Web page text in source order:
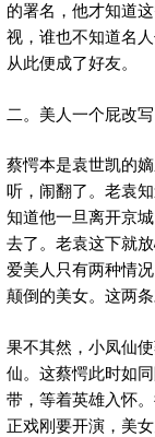
的署名，他才知道
视，谁也不知道名
从此便成了好友。
二。美人一个屁改
蔡愕本是袁世凯的
听，闹翻了。老袁
知道他一旦离开京
去了。老袁这下就
爱美人只有两种情
颠倒的美女。这两
果不其然，小凤仙
仙。这蔡愕此时如
带，等着英雄入怀
正戏刚要开演，美